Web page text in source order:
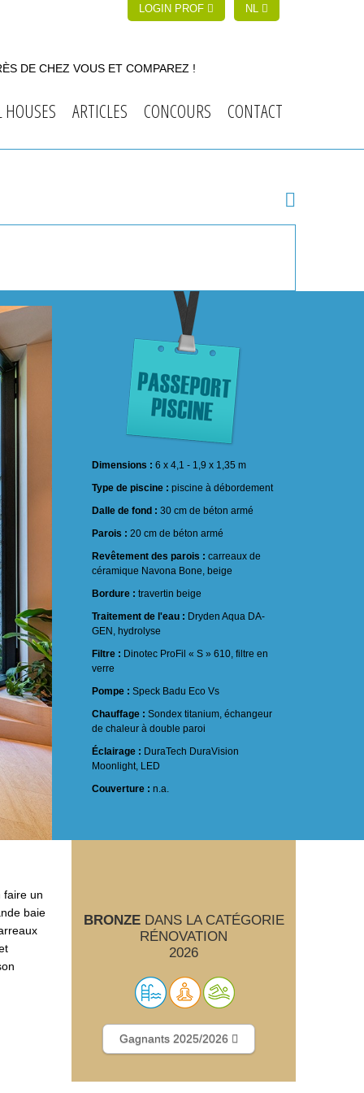
LOGIN PROF NL
DE CHEZ VOUS ET COMPAREZ !
HOUSES ARTICLES CONCOURS CONTACT
Dimensions : 6 x 4,1 - 1,9 x 1,35 m
Type de piscine : piscine à débordement
Dalle de fond : 30 cm de béton armé
Parois : 20 cm de béton armé
Revêtement des parois : carreaux de
céramique Navona Bone, beige
Bordure : travertin beige
Traitement de l'eau : Dryden Aqua DA-
GEN, hydrolyse
Filtre : Dinotec ProFil « S » 610, filtre en
verre
Pompe : Speck Badu Eco Vs
Chauffage : Sondex titanium, échangeur
de chaleur à double paroi
Éclairage : DuraTech DuraVision
Moonlight, LED
Couverture : n.a.
faire un
baie
BRONZEDANS LA CATÉGORIE
RÉNOVATION
2026
Gagnants 2025/2026